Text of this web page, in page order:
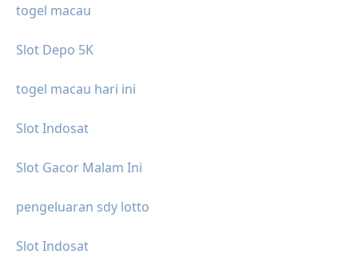
togel macau
Slot Depo 5K
togel macau hari ini
Slot Indosat
Slot Gacor Malam Ini
pengeluaran sdy lotto
Slot Indosat